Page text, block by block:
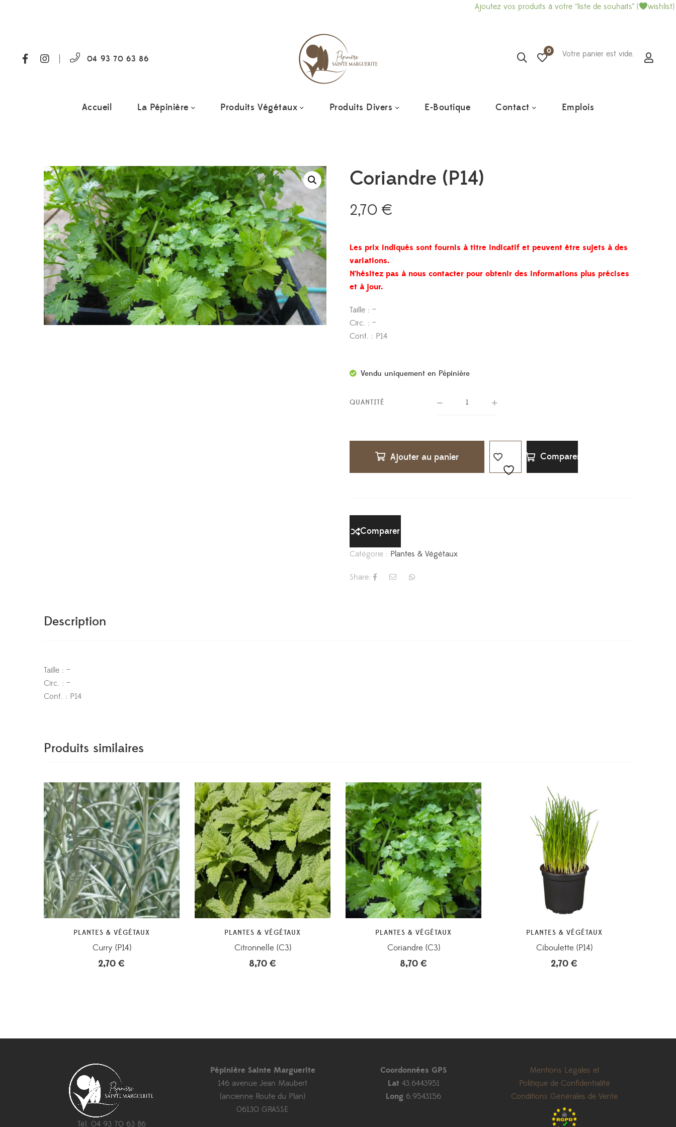
Ajoutez vos produits à votre “liste de souhaits” ( wishlist) et
04 93 70 63 86
0 Votre panier est vide.
Accueil La Pépinière Produits Végétaux Produits Divers E-Boutique Contact Emplois
Coriandre (P14)
2,70€
Les prix indiqués sont fournis à titre indicatif et peuvent être sujets à des
variations.
N’hésitez pas à nous contacter pour obtenir des informations plus précises
et à jour.
Taille : –
Circ. : –
Cont. : P14
Vendu uniquement en Pépinière
QUANTITÉ
Ajouter au panier Comparer
Comparer
Catégorie : Plantes & Végétaux
Share:
Description
Taille : –
Circ. : –
Cont. : P14
Produits similaires
PLANTES & VÉGÉTAUX
Curry (P14)
2,70 €
PLANTES & VÉGÉTAUX
Citronnelle (C3)
8,70 €
PLANTES & VÉGÉTAUX
Coriandre (C3)
8,70 €
PLANTES & VÉGÉTAUX
Ciboulette (P14)
2,70 €
Tél. 04 93 70 63 86
Pépinière Sainte Marguerite
146 avenue Jean Maubert
(ancienne Route du Plan)
06130 GRASSE
Coordonnées GPS
Lat 43.6443951
Long 6.9543156
Mentions Légales et
Politique de Confidentialité
Conditions Générales de Vente